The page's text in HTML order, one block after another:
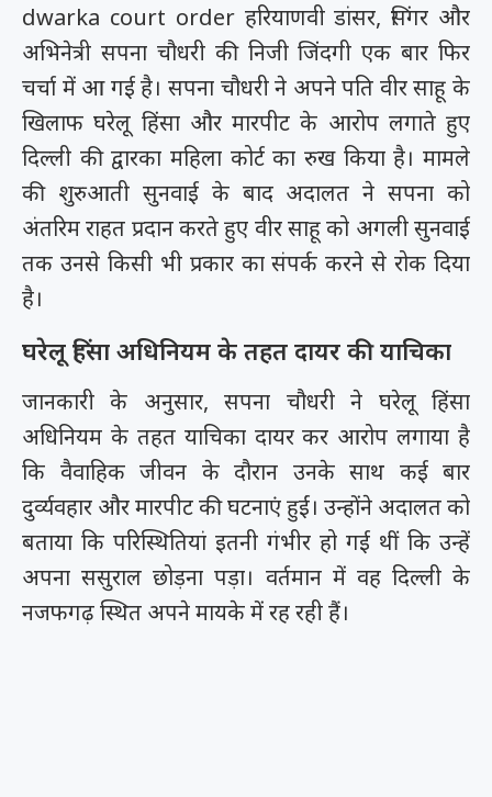
dwarka court order हरियाणवी डांसर, सिंगर और
अभिनेत्री सपना चौधरी की निजी जिंदगी एक बार फिर
चर्चा में आ गई है। सपना चौधरी ने अपने पति वीर साहू के
खिलाफ घरेलू हिंसा और मारपीट के आरोप लगाते हुए
दिल्ली की द्वारका महिला कोर्ट का रुख किया है। मामले
की शुरुआती सुनवाई के बाद अदालत ने सपना को
अंतरिम राहत प्रदान करते हुए वीर साहू को अगली सुनवाई
तक उनसे किसी भी प्रकार का संपर्क करने से रोक दिया
है।
घरेलू हिंसा अधिनियम के तहत दायर की याचिका
जानकारी के अनुसार, सपना चौधरी ने घरेलू हिंसा
अधिनियम के तहत याचिका दायर कर आरोप लगाया है
कि वैवाहिक जीवन के दौरान उनके साथ कई बार
दुर्व्यवहार और मारपीट की घटनाएं हुईं। उन्होंने अदालत को
बताया कि परिस्थितियां इतनी गंभीर हो गई थीं कि उन्हें
अपना ससुराल छोड़ना पड़ा। वर्तमान में वह दिल्ली के
नजफगढ़ स्थित अपने मायके में रह रही हैं।